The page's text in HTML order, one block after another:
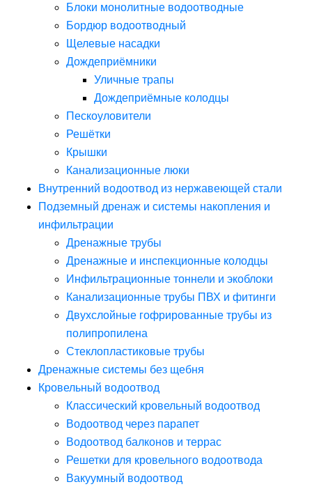
Блоки монолитные водоотводные
Бордюр водоотводный
Щелевые насадки
Дождеприёмники
Уличные трапы
Дождеприёмные колодцы
Пескоуловители
Решётки
Крышки
Канализационные люки
Внутренний водоотвод из нержавеющей стали
Подземный дренаж и системы накопления и
инфильтрации
Дренажные трубы
Дренажные и инспекционные колодцы
Инфильтрационные тоннели и экоблоки
Канализационные трубы ПВХ и фитинги
Двухслойные гофрированные трубы из
полипропилена
Стеклопластиковые трубы
Дренажные системы без щебня
Кровельный водоотвод
Классический кровельный водоотвод
Водоотвод через парапет
Водоотвод балконов и террас
Решетки для кровельного водоотвода
Вакуумный водоотвод